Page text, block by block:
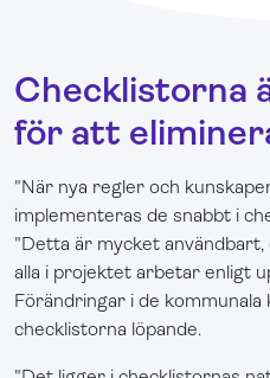
Checklistorna
för att
"När nya regler och
implementeras de snabbt i
"Detta är mycket
alla i projektet arbetar enligt
Förändringar i de kommunala
checklistorna löpande.